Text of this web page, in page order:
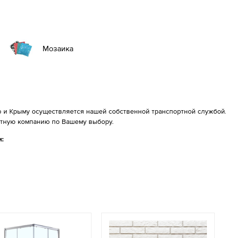
Мозаика
Крыму осуществляется нашей собственной транспортной
компанию по Вашему выбору.